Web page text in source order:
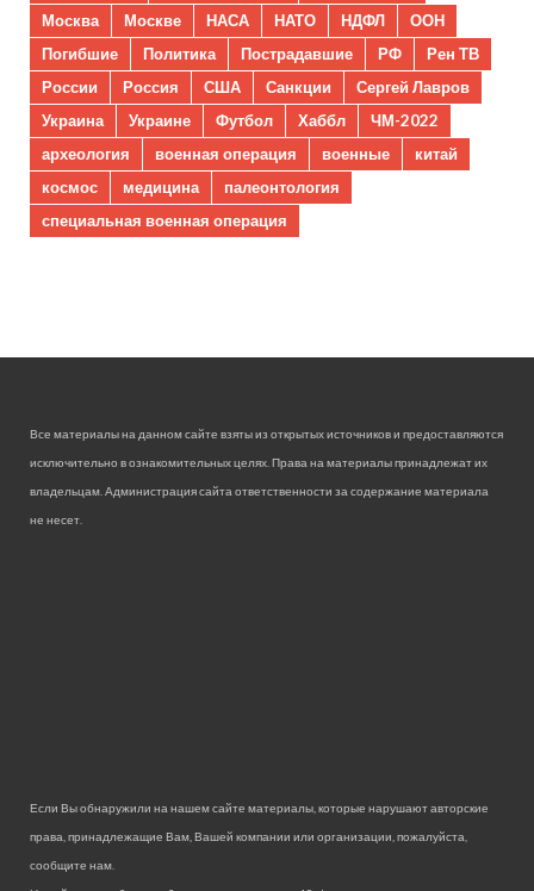
Москва
Москве НАСА НАТО НДФЛ
ООН
Погибшие
Политика Пострадавшие РФ
Рен ТВ
России
Россия США Санкции
Сергей Лавров
Украина
Украине Футбол Хаббл
ЧМ-2022
археология
военная операция военные
китай
космос
медицина
палеонтология
специальная военная операция
Все материалы на данном сайте взяты из открытых источников и предоставляются
исключительно в ознакомительных целях. Права на материалы принадлежат их
владельцам. Администрация сайта ответственности за содержание материала
не несет.
Если Вы обнаружили на нашем сайте материалы, которые нарушают авторские
права, принадлежащие Вам, Вашей компании или организации, пожалуйста,
сообщите нам.